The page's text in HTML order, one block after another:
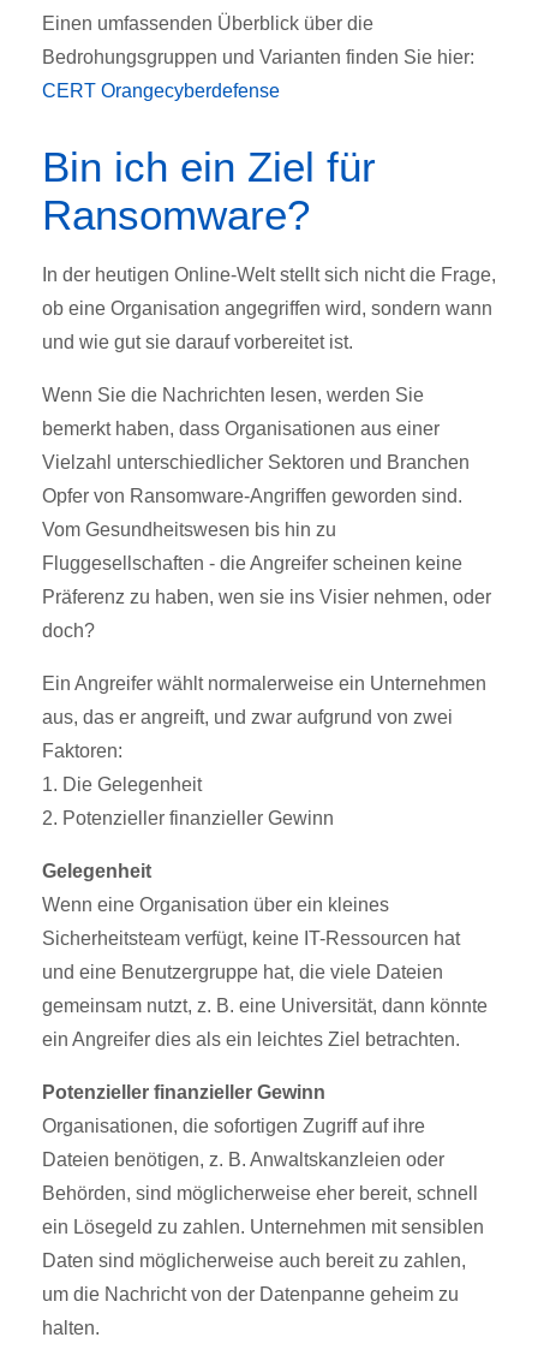
Einen umfassenden Überblick über die
Bedrohungsgruppen und Varianten finden Sie hier:
CERT Orangecyberdefense
Bin ich ein Ziel für
Ransomware?
In der heutigen Online-Welt stellt sich nicht die Frage,
ob eine Organisation angegriffen wird, sondern wann
und wie gut sie darauf vorbereitet ist.
Wenn Sie die Nachrichten lesen, werden Sie
bemerkt haben, dass Organisationen aus einer
Vielzahl unterschiedlicher Sektoren und Branchen
Opfer von Ransomware-Angriffen geworden sind.
Vom Gesundheitswesen bis hin zu
Fluggesellschaften - die Angreifer scheinen keine
Präferenz zu haben, wen sie ins Visier nehmen, oder
doch?
Ein Angreifer wählt normalerweise ein Unternehmen
aus, das er angreift, und zwar aufgrund von zwei
Faktoren:
1. Die Gelegenheit
2. Potenzieller finanzieller Gewinn
Gelegenheit
Wenn eine Organisation über ein kleines
Sicherheitsteam verfügt, keine IT-Ressourcen hat
und eine Benutzergruppe hat, die viele Dateien
gemeinsam nutzt, z. B. eine Universität, dann könnte
ein Angreifer dies als ein leichtes Ziel betrachten.
Potenzieller finanzieller Gewinn
Organisationen, die sofortigen Zugriff auf ihre
Dateien benötigen, z. B. Anwaltskanzleien oder
Behörden, sind möglicherweise eher bereit, schnell
ein Lösegeld zu zahlen. Unternehmen mit sensiblen
Daten sind möglicherweise auch bereit zu zahlen,
um die Nachricht von der Datenpanne geheim zu
halten.